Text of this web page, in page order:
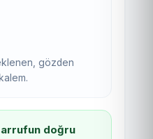
gözden
doğru